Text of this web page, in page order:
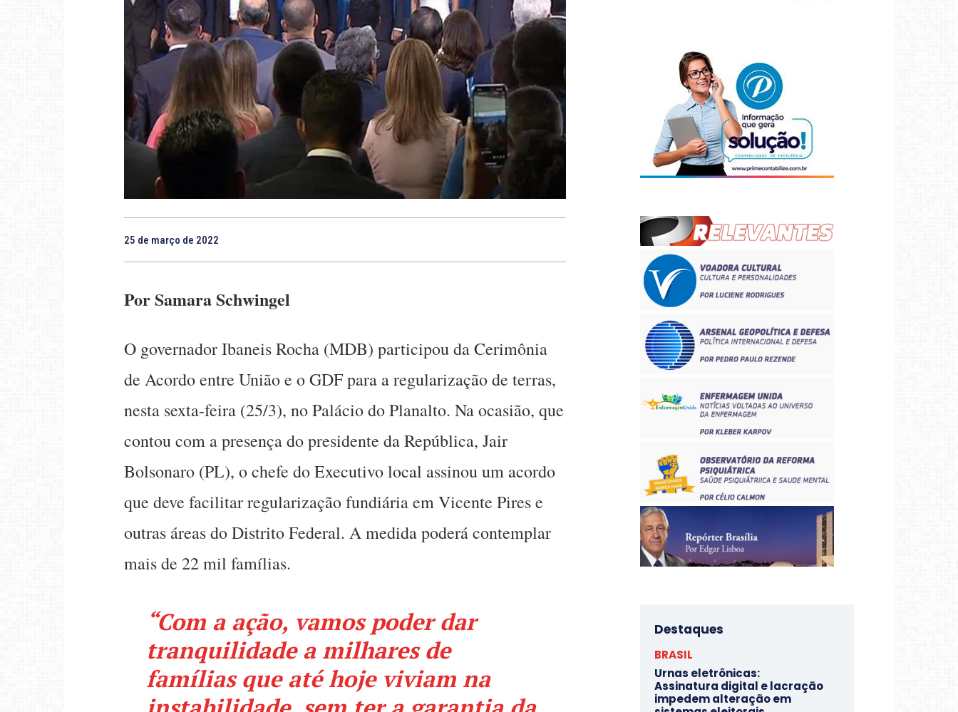
25 de março de 2022
Por Samara Schwingel
O governador Ibaneis Rocha (MDB) participou da Cerimônia
de Acordo entre União e o GDF para a regularização de terras,
nesta sexta-feira (25/3), no Palácio do Planalto. Na ocasião, que
contou com a presença do presidente da República, Jair
Bolsonaro (PL), o chefe do Executivo local assinou um acordo
que deve facilitar regularização fundiária em Vicente Pires e
outras áreas do Distrito Federal. A medida poderá contemplar
mais de 22 mil famílias.
“Com a ação, vamos poder dar
tranquilidade a milhares de
famílias que até hoje viviam na
Destaques
BRASIL
Urnas eletrônicas:
Assinatura digital e lacração
impedem alteração em